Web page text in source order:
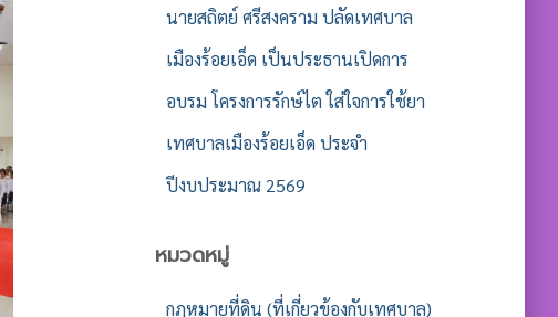
นายสถิตย์ ศรีสงคราม ปลัดเทศบาล
เมืองร้อยเอ็ด เป็นประธานเปิดการ
อบรม โครงการรักษ์ไต ใส่ใจการใช้ยา
เทศบาลเมืองร้อยเอ็ด ประจำ
ปีงบประมาณ 2569
หมวดหมู่
กฎหมายที่ดิน (ที่เกี่ยวข้องกับเทศบาล)